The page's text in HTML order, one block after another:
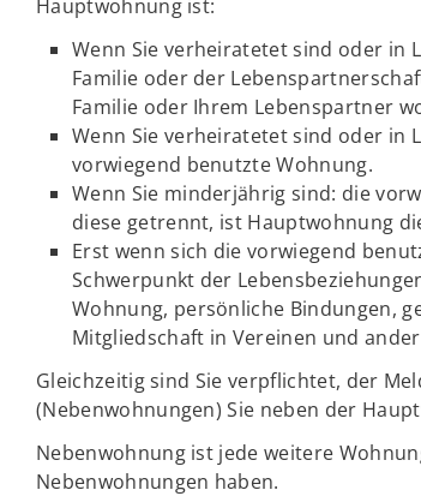
Hauptwohnung ist:
Wenn Sie verheiratetet sind oder in
Familie oder der
Familie oder Ihrem Lebenspartner
Wenn Sie verheiratetet sind oder in
vorwiegend benutzte Wohnung.
Wenn Sie minderjährig sind: die
diese getrennt, ist Hauptwohnung
Erst wenn sich die vorwiegend
Schwerpunkt der
Wohnung, persönliche Bindungen,
Mitgliedschaft in Vereinen und
Gleichzeitig sind Sie verpflichtet, der
(Nebenwohnungen) Sie neben der
Nebenwohnung ist jede weitere
Nebenwohnungen haben.